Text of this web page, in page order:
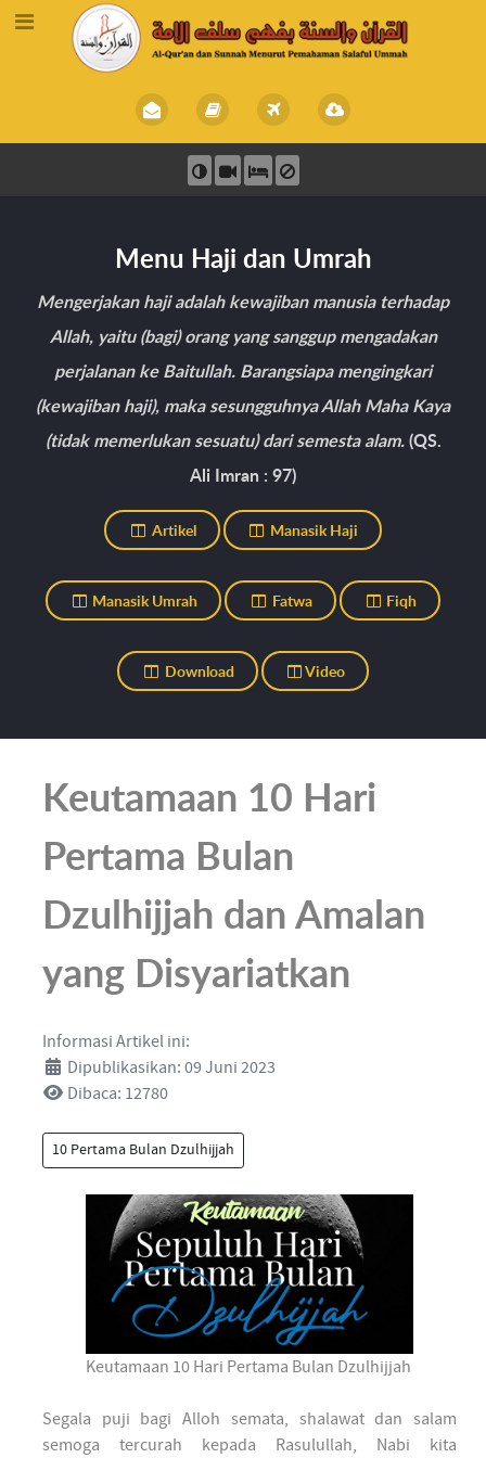
Menu Haji dan Umrah
Mengerjakan haji adalah kewajiban manusia terhadap
Allah, yaitu (bagi) orang yang sanggup mengadakan
perjalanan ke Baitullah. Barangsiapa mengingkari
(kewajiban haji), maka sesungguhnya Allah Maha Kaya
(tidak memerlukan sesuatu) dari semesta alam.(QS.
Ali Imran : 97)
Artikel Manasik Haji
Manasik Umrah Fatwa Fiqh
Download Video
Keutamaan 10 Hari
Pertama Bulan
Dzulhijjah dan Amalan
yang Disyariatkan
Informasi Artikel ini:
Dipublikasikan: 09 Juni 2023
Dibaca: 12780
10 Pertama Bulan Dzulhijjah
Keutamaan 10 Hari Pertama Bulan Dzulhijjah
Segala puji bagi Alloh semata, shalawat dan salam
semoga tercurah kepada Rasulullah, Nabi kita